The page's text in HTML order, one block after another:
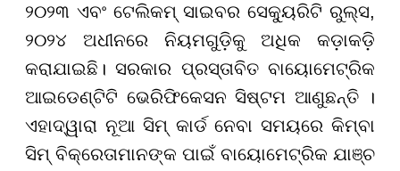
୨୦୨୩ ଏବଂ ଟେଲିକମ୍ ସାଇବର ସେକ୍ୟୁରିଟି ରୁଲ୍ସ,
୨୦୨୪ ଅଧୀନରେ ନିୟମଗୁଡ଼ିକୁ ଅଧିକ କଡ଼ାକଡ଼ି
କରାଯାଇଛି। ସରକାର ପ୍ରସ୍ତାବିତ ବାୟୋମେଟ୍ରିକ
ଆଇଡେଣ୍ଟିଟି ଭେରିଫିକେସନ ସିଷ୍ଟମ ଆଣୁଛନ୍ତି ।
ଏହାଦ୍ୱାରା ନୂଆ ସିମ୍ କାର୍ଡ ନେବା ସମୟରେ କିମ୍ବା
ସିମ୍ ବିକ୍ରେତାମାନଙ୍କ ପାଇଁ ବାୟୋମେଟ୍ରିକ ଯାଞ୍ଚ